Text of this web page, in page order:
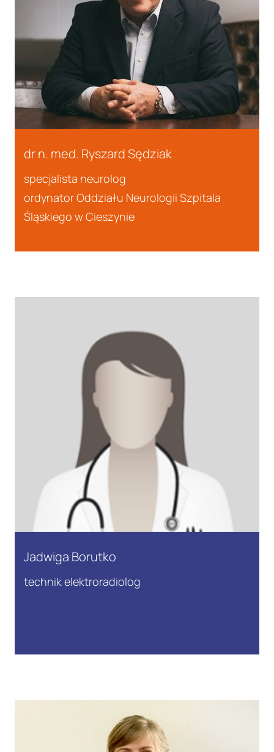
dr n. med. Ryszard Sędziak
specjalista neurolog
ordynator Oddziału Neurologii Szpitala
Śląskiego w Cieszynie
Jadwiga Borutko
technik elektroradiolog